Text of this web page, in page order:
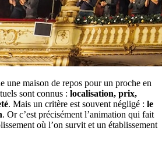
une maison de repos pour un proche en
sont connus : localisation, prix,
. Mais un critère est souvent négligé : le
. Or c’est précisément l’animation qui fait
où l’on survit et un établissement